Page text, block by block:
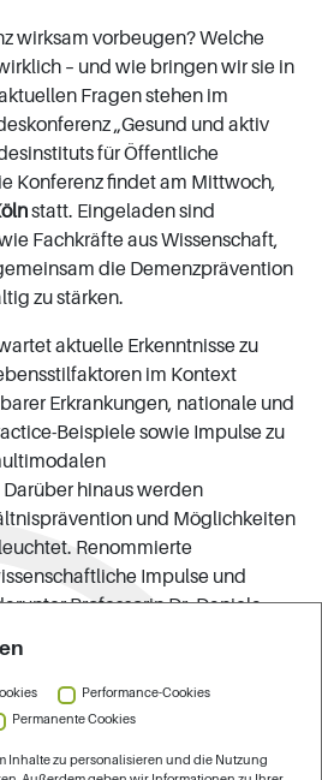
wirksam vorbeugen? Welche
– und wie bringen wir sie in
Fragen stehen im
„Gesund und aktiv
für Öffentliche
Konferenz findet am Mittwoch,
statt. Eingeladen sind
Fachkräfte aus Wissenschaft,
die Demenzprävention
zu stärken.
aktuelle Erkenntnisse zu
im Kontext
Erkrankungen, nationale und
Beispiele sowie Impulse zu
hinaus werden
und Möglichkeiten
Renommierte
Impulse und
Professorin Dr. Daniela
Gesellschaft für Psychiatrie und
Professor Dr. René
für Neurodegenerative
Performance-Cookies
Permanente Cookies
Inhalte zu personalisieren und die Nutzung